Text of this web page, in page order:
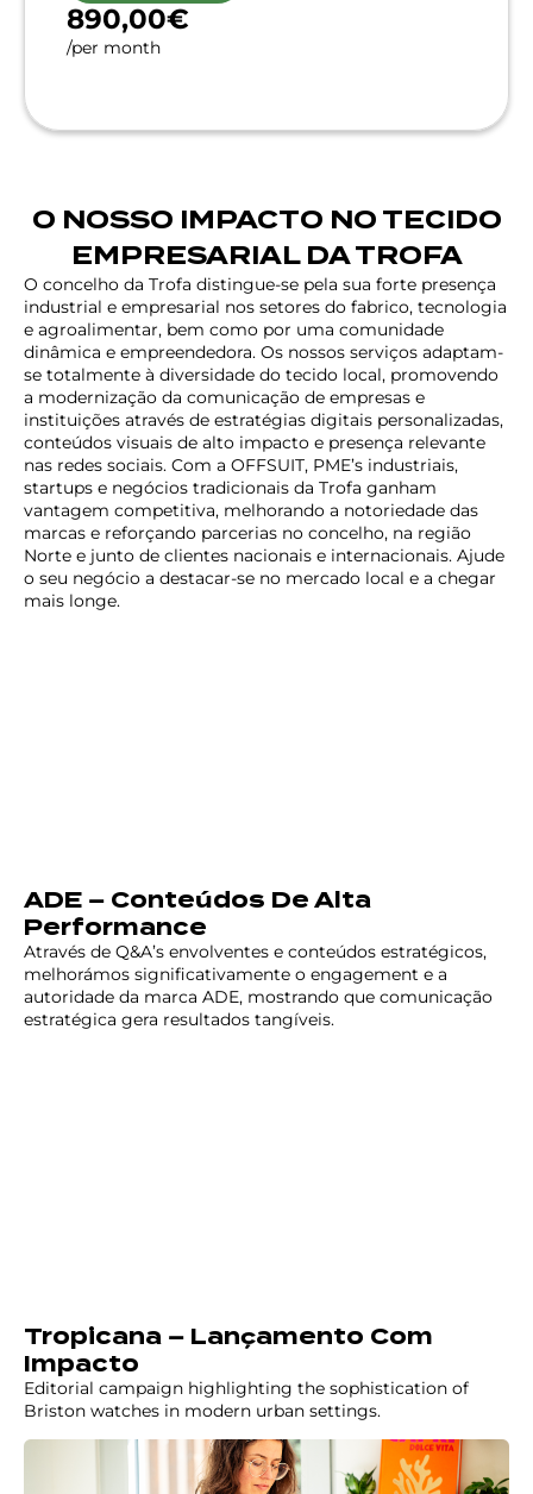
890,00€
/per month
O NOSSO IMPACTO NO TECIDO
EMPRESARIAL DA TROFA
O concelho da Trofa distingue-se pela sua forte presença
industrial e empresarial nos setores do fabrico, tecnologia
e agroalimentar, bem como por uma comunidade
dinâmica e empreendedora. Os nossos serviços adaptam-
se totalmente à diversidade do tecido local, promovendo
a modernização da comunicação de empresas e
instituições através de estratégias digitais personalizadas,
conteúdos visuais de alto impacto e presença relevante
nas redes sociais. Com a OFFSUIT, PME’s industriais,
startups e negócios tradicionais da Trofa ganham
vantagem competitiva, melhorando a notoriedade das
marcas e reforçando parcerias no concelho, na região
Norte e junto de clientes nacionais e internacionais. Ajude
o seu negócio a destacar-se no mercado local e a chegar
mais longe.
ADE – Conteúdos De Alta
Performance
Através de Q&A’s envolventes e conteúdos estratégicos,
melhorámos significativamente o engagement e a
autoridade da marca ADE, mostrando que comunicação
estratégica gera resultados tangíveis.
Tropicana – Lançamento Com
Impacto
Editorial campaign highlighting the sophistication of
Briston watches in modern urban settings.